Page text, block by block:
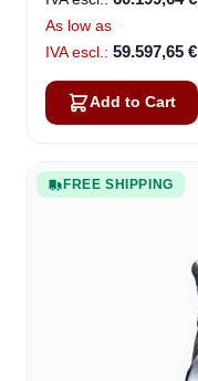
As low as
59.597,65 €
Add to Cart
FREE SHIPPING